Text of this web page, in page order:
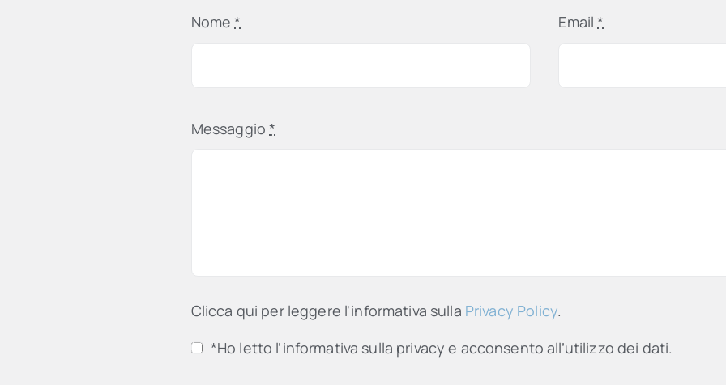
Nome* Email*
Messaggio*
Clicca qui per leggere l'informativa sulla Privacy Policy.
*Ho letto l’informativa sulla privacy e acconsento all’utilizzo dei dati.